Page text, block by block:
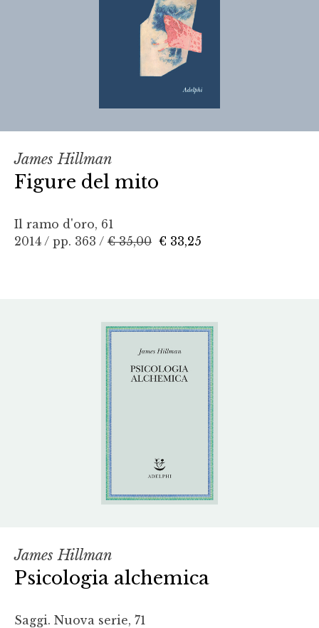
James Hillman
Figure del mito
Il ramo d'oro, 61
2014 / pp. 363 / € 35,00 € 33,25
James Hillman
Psicologia alchemica
Saggi. Nuova serie, 71